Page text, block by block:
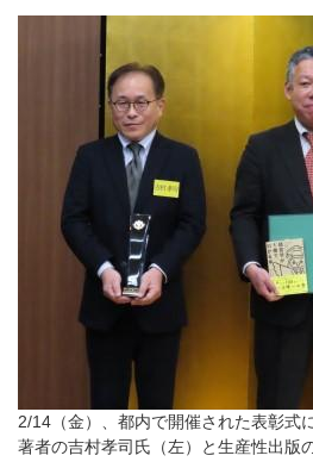
2/14（金）、都内で開催された表彰式
著者の吉村孝司氏（左）と生産性出版